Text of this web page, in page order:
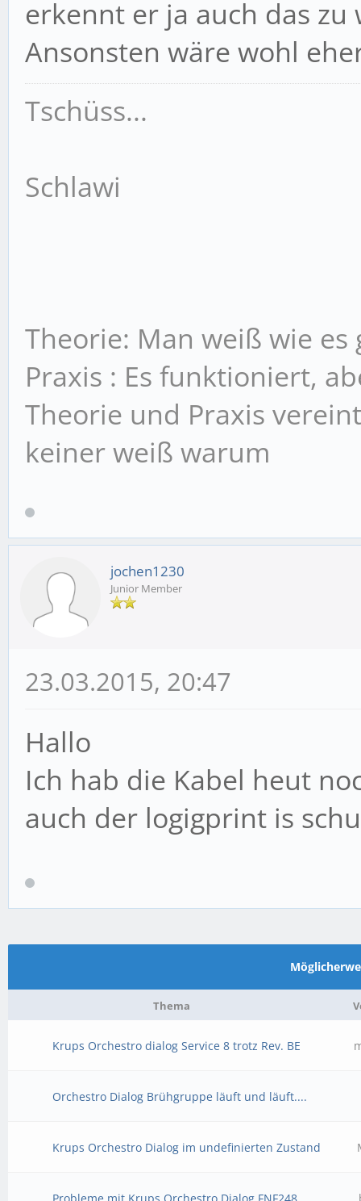
erkennt er ja auch das
Ansonsten wäre wohl
Tschüss...
Schlawi
Theorie: Man weiß wie
Praxis : Es funktioniert,
Theorie und Praxis
keiner weiß warum
jochen1230
Junior Member
23.03.2015, 20:47
Hallo
Ich hab die Kabel heut
auch der logigprint is
Thema
Krups Orchestro dialog Service 8 trotz Rev. BE
Orchestro Dialog Brühgruppe läuft und läuft....
Krups Orchestro Dialog im undefinierten Zustand